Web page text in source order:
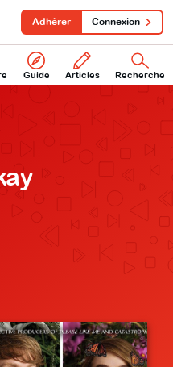
Guide Articles Recherche
Adhérer Connexion